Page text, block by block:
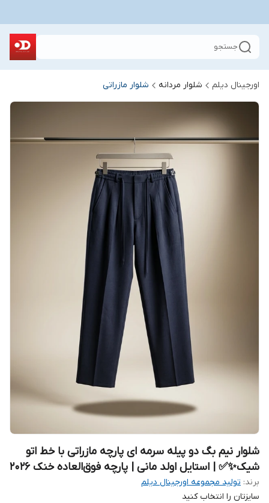
جستجو
اورجینال دیلم شلوار مردانه شلوار مازراتی
شلوار نیم بگ دو پیله سرمه ای پارچه مازراتی با خط اتو
شیک✨✅ | استایل اولد مانی | پارچه فوق‌العاده خنک 2026
برند: تولید مجموعه اورجینال دیلم
سایزتان را انتخاب کنید